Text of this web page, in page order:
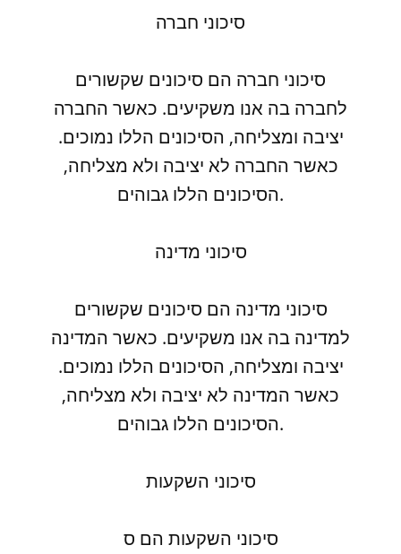
סיכוני חברה
סיכוני חברה הם סיכונים שקשורים
לחברה בה אנו משקיעים. כאשר החברה
יציבה ומצליחה, הסיכונים הללו נמוכים.
כאשר החברה לא יציבה ולא מצליחה,
הסיכונים הללו גבוהים.
סיכוני מדינה
סיכוני מדינה הם סיכונים שקשורים
למדינה בה אנו משקיעים. כאשר המדינה
יציבה ומצליחה, הסיכונים הללו נמוכים.
כאשר המדינה לא יציבה ולא מצליחה,
הסיכונים הללו גבוהים.
סיכוני השקעות
סיכוני השקעות הם ס